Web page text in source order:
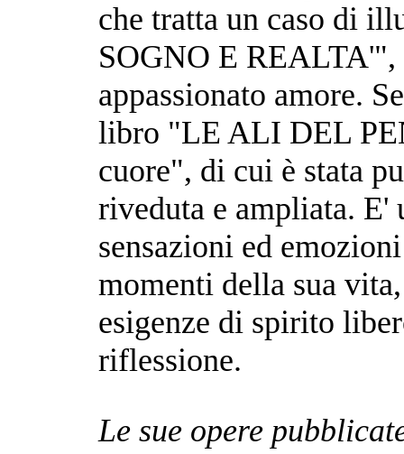
che tratta un caso di
SOGNO E REALTA'",
appassionato amore.
libro "LE ALI DEL
cuore", di cui è stata
riveduta e ampliata. E'
sensazioni ed
momenti della sua
esigenze di spirito
riflessione.
Le sue opere